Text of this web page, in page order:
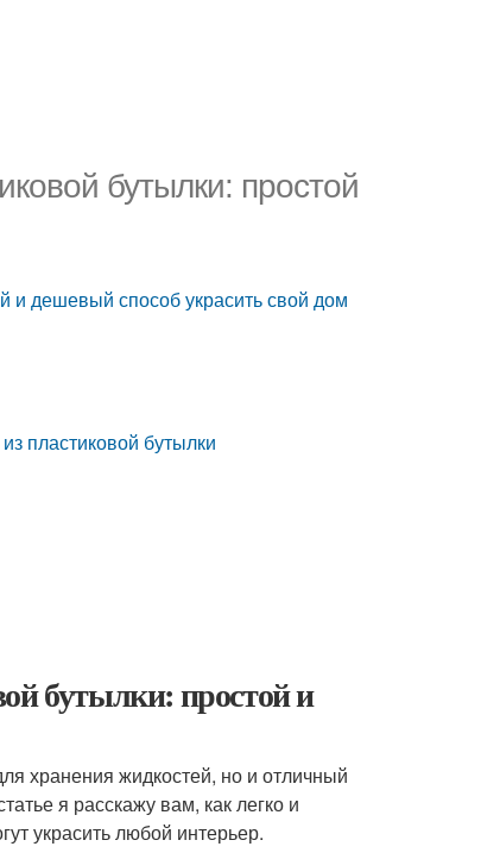
бутылки: простой
и дешевый способ украсить свой дом
пластиковой бутылки
бутылки: простой и
хранения жидкостей, но и отличный
я расскажу вам, как легко и
украсить любой интерьер.